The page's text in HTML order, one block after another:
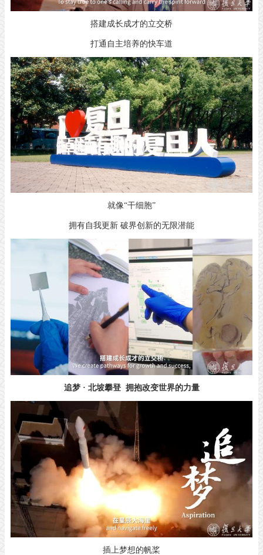
搭建成长成才的立交桥
打通自主培养的快车道
就像“干细胞”
拥有自我更新 破界创新的无限潜能
追梦 · 北坡攀登 拥抱改变世界的力量
插上梦想的帆桨